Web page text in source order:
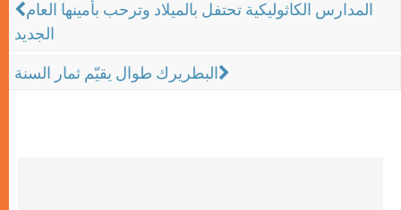
المدارس الكاثوليكية تحتفل بالميلاد وترحب بأمينها العام
الجديد
البطريرك طوال يقيّم ثمار السنة